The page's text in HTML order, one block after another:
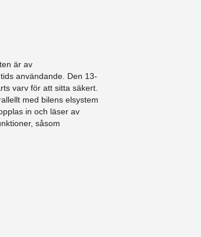
är av
användande. Den 13-
varv för att sitta säkert.
med bilens elsystem
in och läser av
såsom